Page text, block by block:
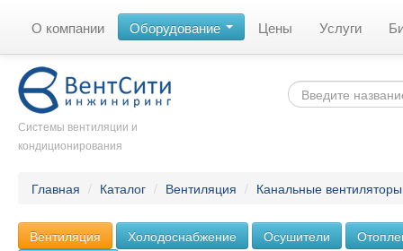
О компании Оборудование Цены Услуги
Системы вентиляции и
кондиционирования
Главная / Каталог / Вентиляция / Канальные вентиляторы
Вентиляция Холодоснабжение Осушители